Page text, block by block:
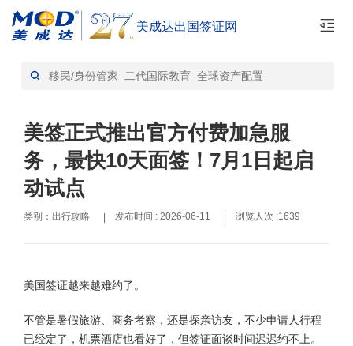
美成达出国签证网
首页> 出行攻略-资讯
美签正式推出官方付费加急服
务，最快10天面签！7月1日起启
动试点
类别：出行攻略 | 发布时间 : 2026-06-11 | 浏览人次 :1639
美国签证越来越难约了。
不管是暑假旅游、商务考察，还是探亲访友，不少申请人行程
已经定了，机票酒店也看好了，但签证面谈时间迟迟约不上。